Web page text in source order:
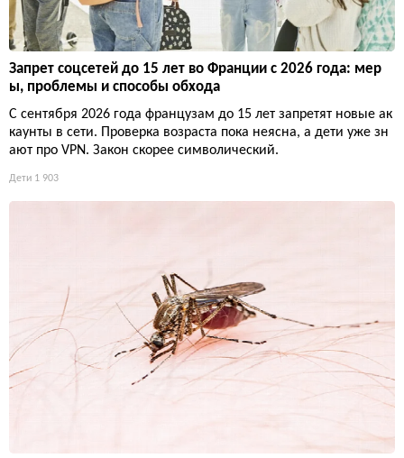
Запрет соцсетей до 15 лет во Франции с 2026 года: мер
ы, проблемы и способы обхода
С сентября 2026 года французам до 15 лет запретят новые ак
каунты в сети. Проверка возраста пока неясна, а дети уже зн
ают про VPN. Закон скорее символический.
Дети 1 903